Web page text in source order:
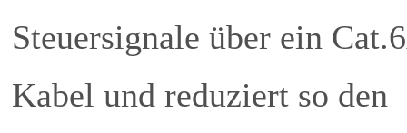
Steuersignale über ein
Kabel und reduziert so den